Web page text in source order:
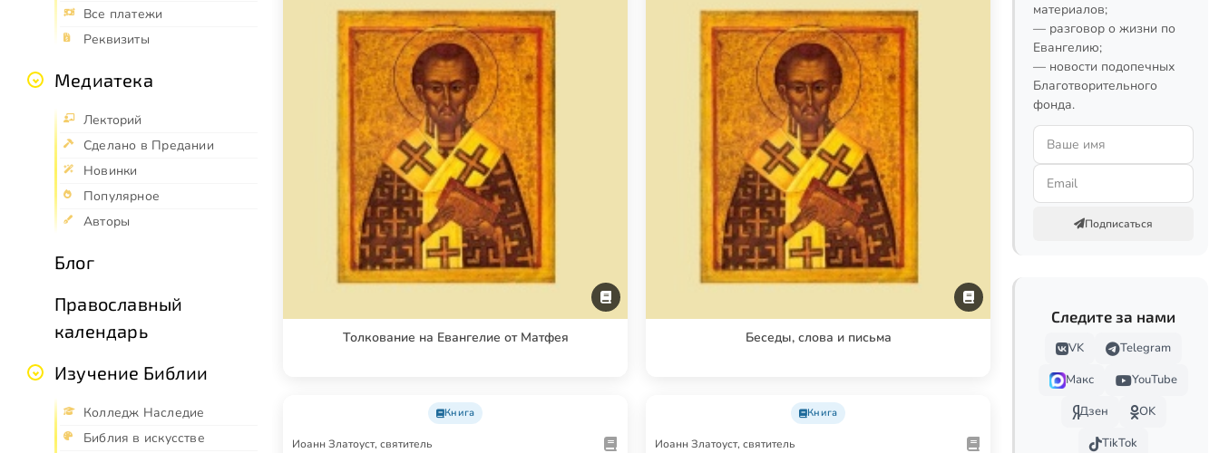
Все платежи
Реквизиты
Медиатека
Лекторий
Сделано в Предании
Новинки
Популярное
Авторы
Блог
Православный
календарь
Изучение Библии
Колледж Наследие
Библия в искусстве
Толкование на Евангелие от Матфея Беседы, слова и письма
Книга
Иоанн Златоуст, святитель
Книга
Иоанн Златоуст, святитель
материалов;
— разговор о жизни по
Евангелию;
— новости подопечных
Благотворительного
фонда.
Подписаться
Следите за нами
VK
Telegram
Макс
YouTube
Дзен
OK
TikTok